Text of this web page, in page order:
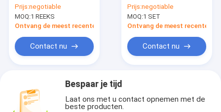
met HD-scherm
Prijs:negotiable
MOQ:1 REEKS
Ontvang de meest recente Prijs
Contact nu
met 5kw-7kw-Macht
Prijs:negotiable
MOQ:1 SET
Ontvang de meest recente
Contact nu
Bespaar je tijd
Laat ons met u contact opnemen met de
beste producten.